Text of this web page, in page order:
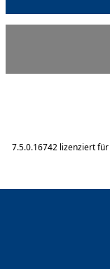
7.5.0.16742 lizenziert für